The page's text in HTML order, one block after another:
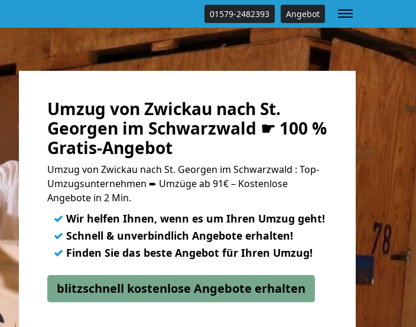
01579-2482393 Angebot
Umzug von Zwickau nach St.
Georgen im Schwarzwald ☛ 100 %
Gratis-Angebot
Umzug von Zwickau nach St. Georgen im Schwarzwald : Top-
Umzugsunternehmen ➨ Umzüge ab 91€ – Kostenlose
Angebote in 2 Min.
✓ Wir helfen Ihnen, wenn es um Ihren Umzug geht!
✓ Schnell & unverbindlich Angebote erhalten!
✓ Finden Sie das beste Angebot für Ihren Umzug!
blitzschnell kostenlose Angebote erhalten